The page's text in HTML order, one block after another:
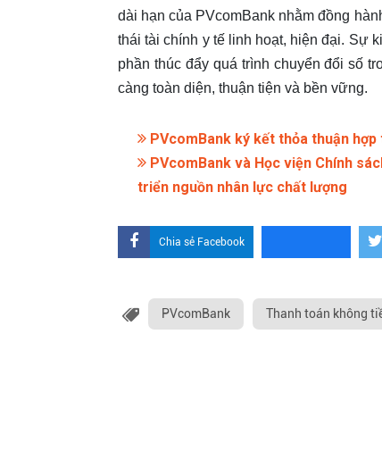
dài hạn của PVcomBank nhằm đồng
thái tài chính y tế linh hoạt, hiện đại. Sự
phần thúc đẩy quá trình chuyển đổi số
càng toàn diện, thuận tiện và bền vững.
PVcomBank ký kết thỏa thuận
PVcomBank và Học viện Chính
triển nguồn nhân lực chất lượng
Chia sẻ Facebook
PVcomBank Thanh toán không